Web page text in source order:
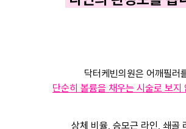
닥터케빈의원은 어깨필러
단순히 볼륨을 채우는 시술로 보지
상체 비율, 승모근 라인, 쇄골